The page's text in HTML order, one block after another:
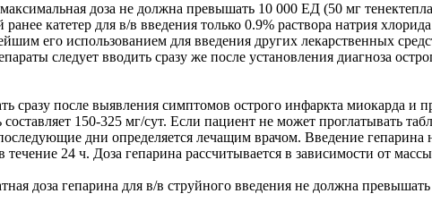
доза не должна превышать 10 000 ЕД (50 мг
катетер для в/в введения только 0.9% раствора натрия
его использованием для введения других лекарственных
следует вводить сразу же после установления диагноза
сразу после выявления симптомов острого инфаркта миокарда и
150-325 мг/сут. Если пациент не может проглатывать
дни определяется лечащим врачом. Введение гепарина
24 ч. Доза гепарина рассчитывается в зависимости от массы
доза гепарина для в/в струйного введения не должна